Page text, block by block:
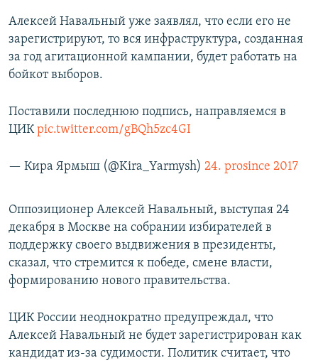
Алексей Навальный уже заявлял, что если его не
зарегистрируют, то вся инфраструктура, созданная
за год агитационной кампании, будет работать на
бойкот выборов.
Поставили последнюю подпись, направляемся в
ЦИКpic.twitter.com/gBQh5zc4GI
— Кира Ярмыш (@Kira_Yarmysh) 24. prosince 2017
Оппозиционер Алексей Навальный, выступая 24
декабря в Москве на собрании избирателей в
поддержку своего выдвижения в президенты,
сказал, что стремится к победе, смене власти,
формированию нового правительства.
ЦИК России неоднократно предупреждал, что
Алексей Навальный не будет зарегистрирован как
кандидат из-за судимости. Политик считает, что